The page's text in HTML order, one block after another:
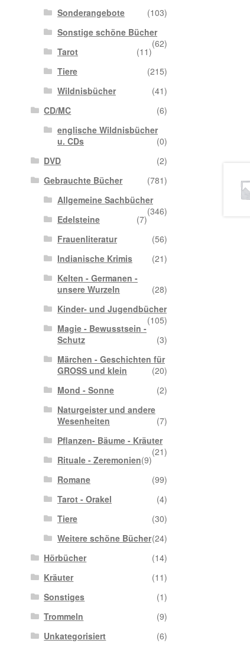
Sonderangebote
(103)
Sonstige schöne Bücher
(62)
Tarot
(11)
Tiere
(215)
Wildnisbücher
(41)
CD/MC
(6)
englische Wildnisbücher
u. CDs
(0)
DVD
(2)
Gebrauchte Bücher
(781)
Allgemeine Sachbücher
(346)
Edelsteine
(7)
Frauenliteratur
(56)
Indianische Krimis
(21)
Kelten - Germanen -
unsere Wurzeln
(28)
Kinder- und Jugendbücher
(105)
Magie - Bewusstsein -
Schutz
(3)
Märchen - Geschichten für
GROSS und klein
(20)
Mond - Sonne
(2)
Naturgeister und andere
Wesenheiten
(7)
Pflanzen- Bäume - Kräuter
(21)
Rituale - Zeremonien(9)
Romane
(99)
Tarot - Orakel
(4)
Tiere
(30)
Weitere schöne Bücher(24)
Hörbücher
(14)
Kräuter
(11)
Sonstiges
(1)
Trommeln
(9)
Unkategorisiert
(6)